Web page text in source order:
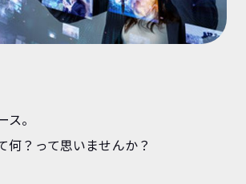
。
何？って思いませんか？